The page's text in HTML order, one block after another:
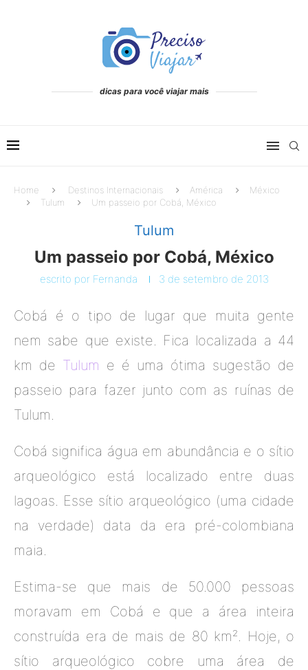
dicas para você viajar mais
Home Destinos Internacionais América
México
Tulum
Um passeio por Cobá, México
Tulum
Um passeio por Cobá, México
escrito por Fernanda 3 de setembro de 2013
Cobá é o tipo de lugar que muita gente
nem sabe que existe. Fica localizada a 44
km de Tulum e é uma ótima sugestão de
passeio para fazer junto com as ruínas de
Tulum.
Cobá significa água em abundância e o sítio
arqueológico está localizado entre duas
lagoas. Esse sítio arqueológico (uma cidade
na verdade) data da era pré-colombiana
maia.
Estima-se que mais de 50.000 pessoas
moravam em Cobá e que a área inteira
construída era de mais de 80 km². Hoje, o
sítio arqueológico cobre uma área de